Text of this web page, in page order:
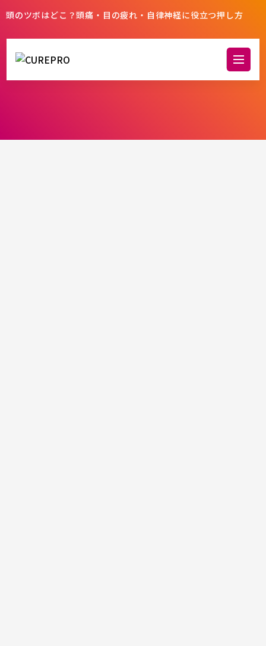
頭のツボはどこ？頭痛・目の疲れ・自律神経に役立つ押し方